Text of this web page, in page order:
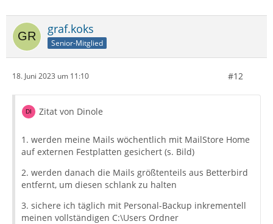
graf.koks
Senior-Mitglied
18. Juni 2023 um 11:10 #12
Zitat von Dinole
1. werden meine Mails wöchentlich mit MailStore Home
auf externen Festplatten gesichert (s. Bild)
2. werden danach die Mails größtenteils aus Betterbird
entfernt, um diesen schlank zu halten
3. sichere ich täglich mit Personal-Backup inkrementell
meinen vollständigen C:\Users Ordner